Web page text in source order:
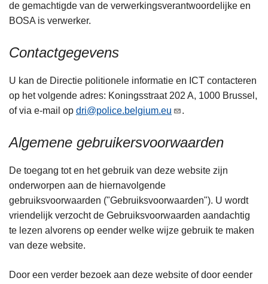
de gemachtigde van de verwerkingsverantwoordelijke en
BOSA is verwerker.
Contactgegevens
U kan de Directie politionele informatie en ICT contacteren
op het volgende adres: Koningsstraat 202 A, 1000 Brussel,
of via e-mail op dri@police.belgium.eu .
Algemene gebruikersvoorwaarden
De toegang tot en het gebruik van deze website zijn
onderworpen aan de hiernavolgende
gebruiksvoorwaarden ("Gebruiksvoorwaarden"). U wordt
vriendelijk verzocht de Gebruiksvoorwaarden aandachtig
te lezen alvorens op eender welke wijze gebruik te maken
van deze website.
Door een verder bezoek aan deze website of door eender